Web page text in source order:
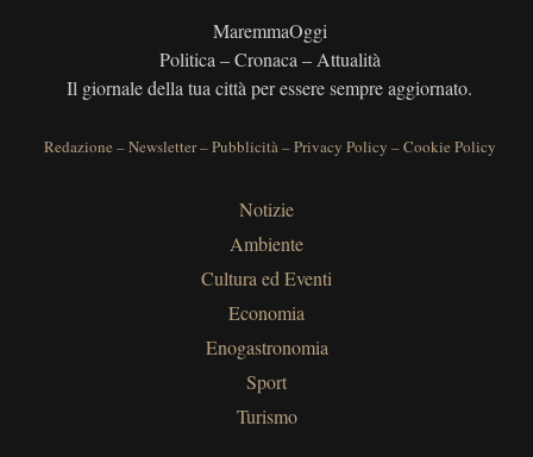
MaremmaOggi
Politica – Cronaca – Attualità
Il giornale della tua città per essere sempre aggiornato.
Redazione –Newsletter–Pubblicità–Privacy Policy –Cookie Policy
Notizie
Ambiente
Cultura ed Eventi
Economia
Enogastronomia
Sport
Turismo